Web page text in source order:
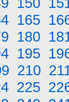
165
180
195
210
225